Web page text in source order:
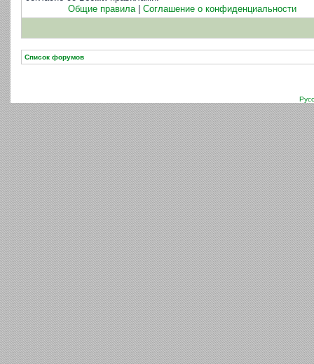
Общие правила| Соглашение о конфиденциальности
Список форумов